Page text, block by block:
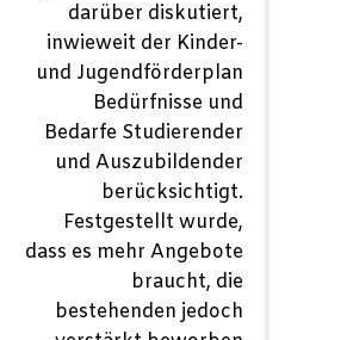
darüber diskutiert,
inwieweit der Kinder-
und Jugendförderplan
Bedürfnisse und
Bedarfe Studierender
und Auszubildender
berücksichtigt.
Festgestellt wurde,
dass es mehr Angebote
braucht, die
bestehenden jedoch